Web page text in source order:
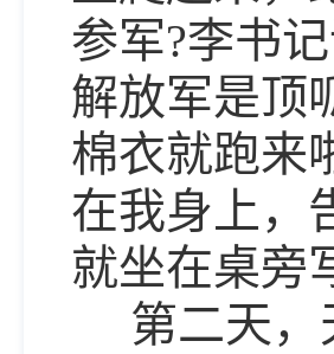
参军?李书
解放军是顶
棉衣就跑来
在我身上，
就坐在桌旁
第二天，